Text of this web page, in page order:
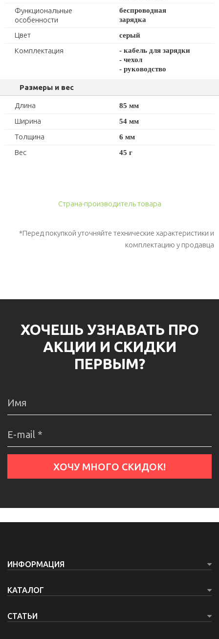
Функциональные
особенности
беспроводная
зарядка
Цвет серый
Комплектация
- кабель для зарядки
- чехол
- руководство
Размеры и вес
Длина 85 мм
Ширина 54 мм
Толщина 6 мм
Вес 45 г
Страна-производитель товара
*Перед покупкой уточняйте технические характеристики и
комплектацию у продавца
ХОЧЕШЬ УЗНАВАТЬ ПРО
АКЦИИ И СКИДКИ
ПЕРВЫМ?
ИНФОРМАЦИЯ
КАТАЛОГ
СТАТЬИ